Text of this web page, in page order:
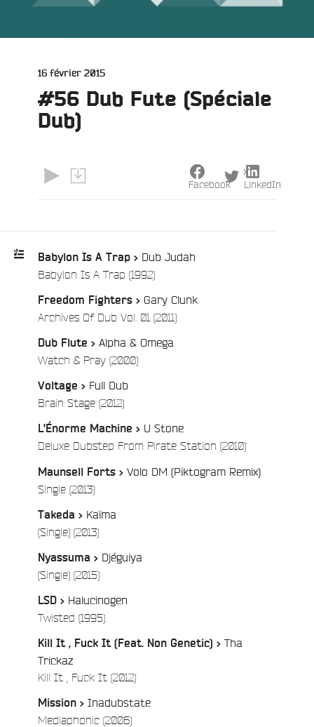
Publié
16 février 2015
#56 Dub Fute (Spéciale
Dub)
:
Babylon Is A Trap > Dub Judah
Babylon Is A Trap (1992)/
Freedom Fighters > Gary Clunk
Archives Of Dub Vol. 01 (2011)/
Dub Flute > Alpha & Omega
Watch & Pray (2000)/
Voltage > Full Dub
Brain Stage (2012)/
L'Énorme Machine > U Stone
Deluxe Dubstep From Pirate Station (2010)/
Maunsell Forts > Volo DM (Piktogram Remix)
Single (2013)/
Takeda > Kaïma
(Single) (2013)/
Nyassuma > Djéguiya
(Single) (2015)/
LSD > Halucinogen
Twisted (1995)/
Kill It , Fuck It (Feat. Non Genetic) > Tha
Trickaz
Kill It , Fuck It (2012)/
Mission > Inadubstate
Mediaphonic (2006)/
Facebook
X
LinkedIn